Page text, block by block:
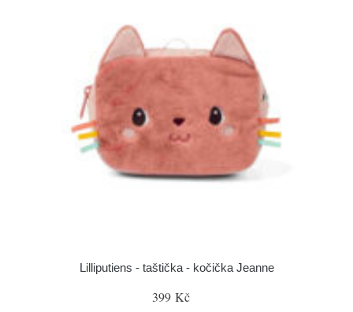
Lilliputiens - taštička - kočička Jeanne
399 Kč